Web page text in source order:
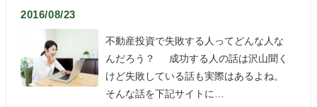
2016/08/23
不動産投資で失敗する人ってどんな人な
んだろう？ 成功する人の話は沢山聞く
けど失敗している話も実際はあるよね。
そんな話を下記サイトに…